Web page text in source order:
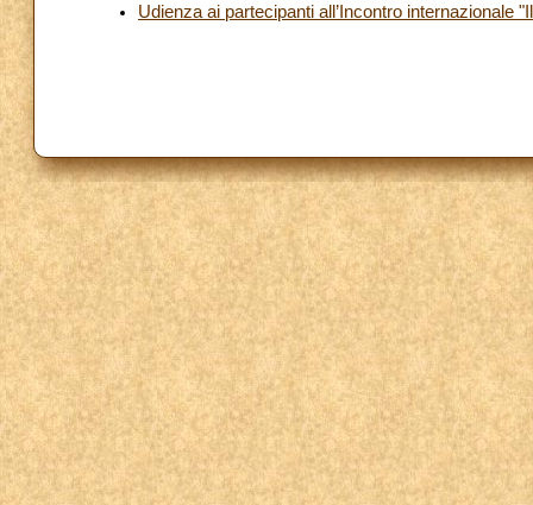
Udienza ai partecipanti all’Incontro internazionale